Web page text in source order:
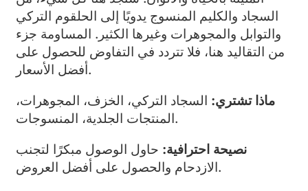
السجاد والكليم المنسوج يدويًا إلى الحلقوم التركي
والتوابل والمجوهرات وغيرها الكثير. المساومة جزء
من التقاليد هنا، فلا تتردد في التفاوض للحصول على
أفضل الأسعار.
ماذا تشتري: السجاد التركي، الخزف، المجوهرات،
المنتجات الجلدية، المنسوجات.
نصيحة احترافية: حاول الوصول مبكرًا لتجنب
الازدحام والحصول على أفضل العروض.